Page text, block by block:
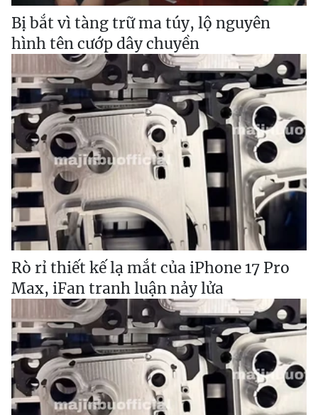
Bị bắt vì tàng trữ ma túy, lộ nguyên
hình tên cướp dây chuyền
Rò rỉ thiết kế lạ mắt của iPhone 17 Pro
Max, iFan tranh luận nảy lửa